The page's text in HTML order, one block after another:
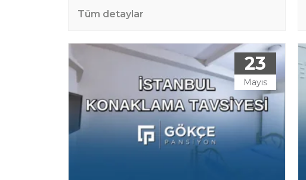
doğru konaklama yerini seçmek,
seyahatin verimli ve sorunsuz geçmesini
çalışması, saha görevi, eğitim, fuar veya
geçici görevlendirme nedeniyle
İstanbul’a gelen kişilerin güvenli, temiz
ve ulaşımı kolay bir yerde kalması
gerekir. Otellerin yüksek maliyetleri ve
kiralık dairelerin uzun işlemleri
düşünüldüğünde, pansiyon…
Tüm detaylar
23
Mayıs